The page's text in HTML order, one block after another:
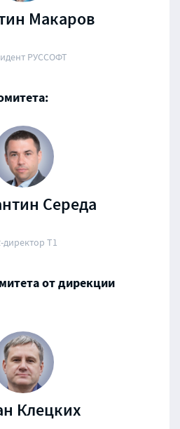
Макаров
РУССОФТ
Середа
директор Т1
от дирекции
Клецких